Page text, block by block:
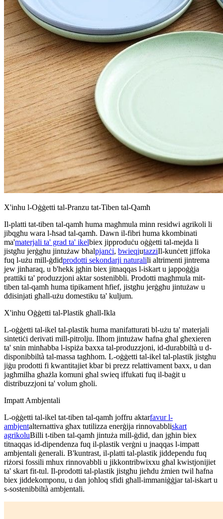
X'inhu l-Oġġetti tal-Pranzu tat-Tiben tal-Qamħ
Il-platti tat-tiben tal-qamħ huma magħmula minn residwi agrikoli li
jibqgħu wara l-ħsad tal-qamħ. Dawn il-fibri huma kkombinati
ma'materjali ta' grad ta' ikelbiex jipproduċu oġġetti tal-mejda li
jistgħu jerġgħu jintużaw bħalpjanċi, bwieqiutazziIl-kunċett jiffoka
fuq l-użu mill-ġdidprodotti sekondarji naturalili altrimenti jintrema
jew jinħaraq, u b'hekk jgħin biex jitnaqqas l-iskart u jappoġġja
prattiki ta' produzzjoni aktar sostenibbli. Prodotti magħmula mit-
tiben tal-qamħ huma tipikament ħfief, jistgħu jerġgħu jintużaw u
ddisinjati għall-użu domestiku ta' kuljum.
X'inhu Oġġetti tal-Plastik għall-Ikla
L-oġġetti tal-ikel tal-plastik huma manifatturati bl-użu ta' materjali
sintetiċi derivati ​​mill-pitrolju. Ilhom jintużaw ħafna għal għexieren
ta' snin minħabba l-ispiża baxxa tal-produzzjoni, id-durabbiltà u d-
disponibbiltà tal-massa tagħhom. L-oġġetti tal-ikel tal-plastik jistgħu
jiġu prodotti fi kwantitajiet kbar bi prezz relattivament baxx, u dan
jagħmilha għażla komuni għal swieq iffukati fuq il-baġit u
distribuzzjoni ta' volum għoli.
Impatt Ambjentali
L-oġġetti tal-ikel tat-tiben tal-qamħ joffru aktarfavur l-
ambjentalternattiva għax tutilizza enerġija rinnovabbliskart
agrikoluBilli t-tiben tal-qamħ jintuża mill-ġdid, dan jgħin biex
titnaqqas id-dipendenza fuq il-plastik verġni u jnaqqas l-impatt
ambjentali ġenerali. B'kuntrast, il-platti tal-plastik jiddependu fuq
riżorsi fossili mhux rinnovabbli u jikkontribwixxu għal kwistjonijiet
ta' skart fit-tul. Il-prodotti tal-plastik jistgħu jieħdu żmien twil ħafna
biex jiddekomponu, u dan joħloq sfidi għall-immaniġġjar tal-iskart u
s-sostenibbiltà ambjentali.